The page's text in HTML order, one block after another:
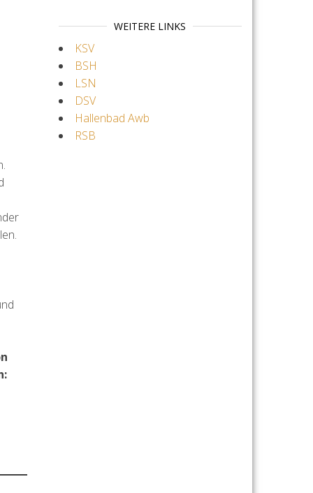
WEITERE LINKS
KSV
BSH
LSN
DSV
Hallenbad Awb
RSB